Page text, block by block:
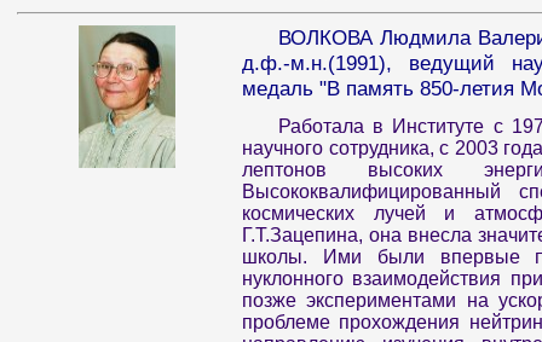
ВОЛКОВА Людмила
д.ф.-м.н.(1991), ведущий
медаль "В память 850-летия
Работала в Институте с
научного сотрудника, с 2003
лептонов высоких
Высококвалифицированный
космических лучей и
Г.Т.Зацепина, она внесла
школы. Ими были впервые
нуклонного взаимодействия
позже экспериментами на
проблеме прохождения